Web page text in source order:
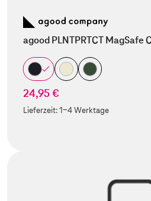
agood PLNTPRTCT MagSafe
24,95 €
Lieferzeit:1-4 Werktage